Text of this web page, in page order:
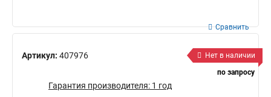
Артикул: 407976
Сравнить
Нет в наличии
по запросу
Гарантия производителя: 1 год